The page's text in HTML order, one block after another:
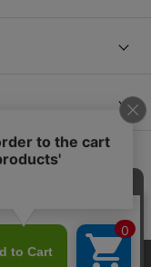
キーはサイト内